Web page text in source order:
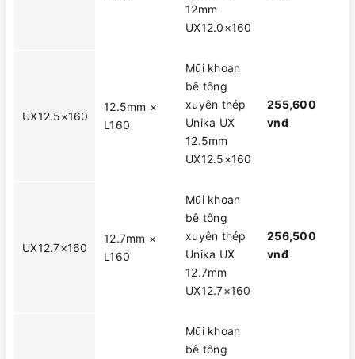
12mm
UX12.0×160
UX12.5×160
12.5mm ×
L160
Mũi khoan
bê tông
xuyên thép
Unika UX
12.5mm
UX12.5×160
255,600
vnđ
UX12.7×160
12.7mm ×
L160
Mũi khoan
bê tông
xuyên thép
Unika UX
12.7mm
UX12.7×160
256,500
vnđ
Mũi khoan
bê tông